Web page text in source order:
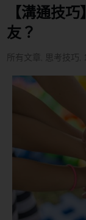
【溝通技
友？
所有文章 , 思考技巧,